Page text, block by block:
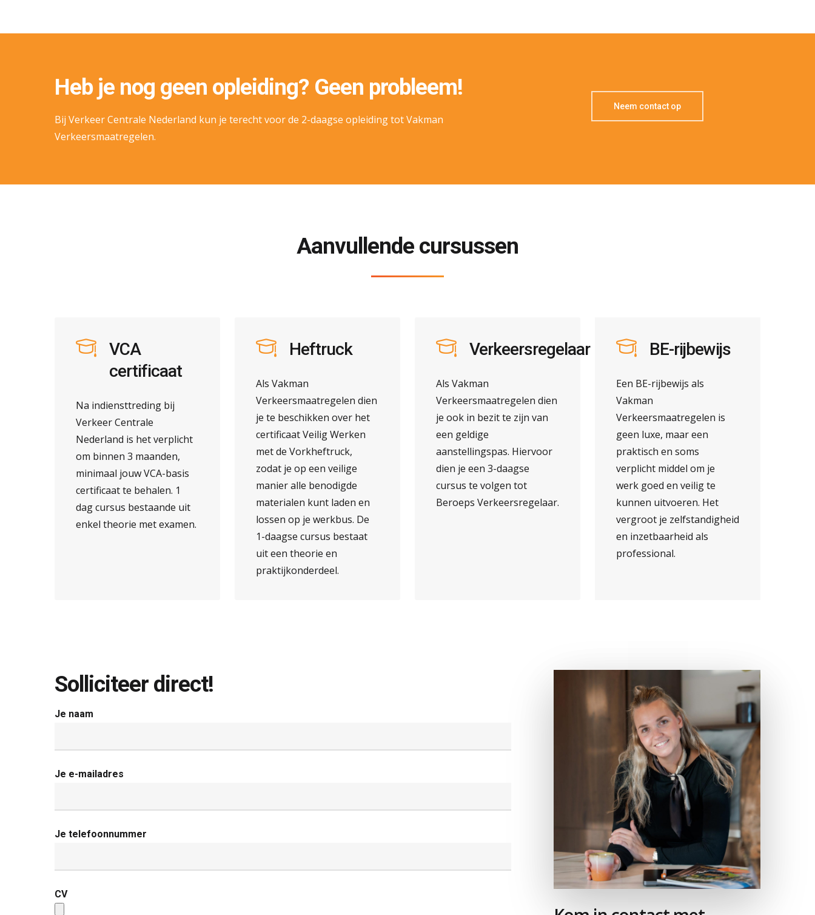
Heb je nog geen opleiding? Geen probleem!
Bij Verkeer Centrale Nederland kun je terecht voor de 2-daagse opleiding tot Vakman
Verkeersmaatregelen.
Neem contact op
Aanvullende cursussen
VCA
certificaat
Na indiensttreding bij
Verkeer Centrale
Nederland is het verplicht
om binnen 3 maanden,
minimaal jouw VCA-basis
certificaat te behalen. 1
dag cursus bestaande uit
enkel theorie met examen.
Heftruck
Als Vakman
Verkeersmaatregelen dien
je te beschikken over het
certificaat Veilig Werken
met de Vorkheftruck,
zodat je op een veilige
manier alle benodigde
materialen kunt laden en
lossen op je werkbus. De
1-daagse cursus bestaat
uit een theorie en
praktijkonderdeel.
Verkeersregelaar
Als Vakman
Verkeersmaatregelen dien
je ook in bezit te zijn van
een geldige
aanstellingspas. Hiervoor
dien je een 3-daagse
cursus te volgen tot
Beroeps Verkeersregelaar.
BE-rijbewijs
Een BE-rijbewijs als
Vakman
Verkeersmaatregelen is
geen luxe, maar een
praktisch en soms
verplicht middel om je
werk goed en veilig te
kunnen uitvoeren. Het
vergroot je zelfstandigheid
en inzetbaarheid als
professional.
Solliciteer direct!
Je naam
Je e-mailadres
Je telefoonnummer
CV
verkeercentralenederland.nl